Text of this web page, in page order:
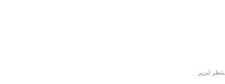
لبريز